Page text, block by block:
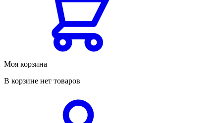
Моя корзина
В корзине нет товаров